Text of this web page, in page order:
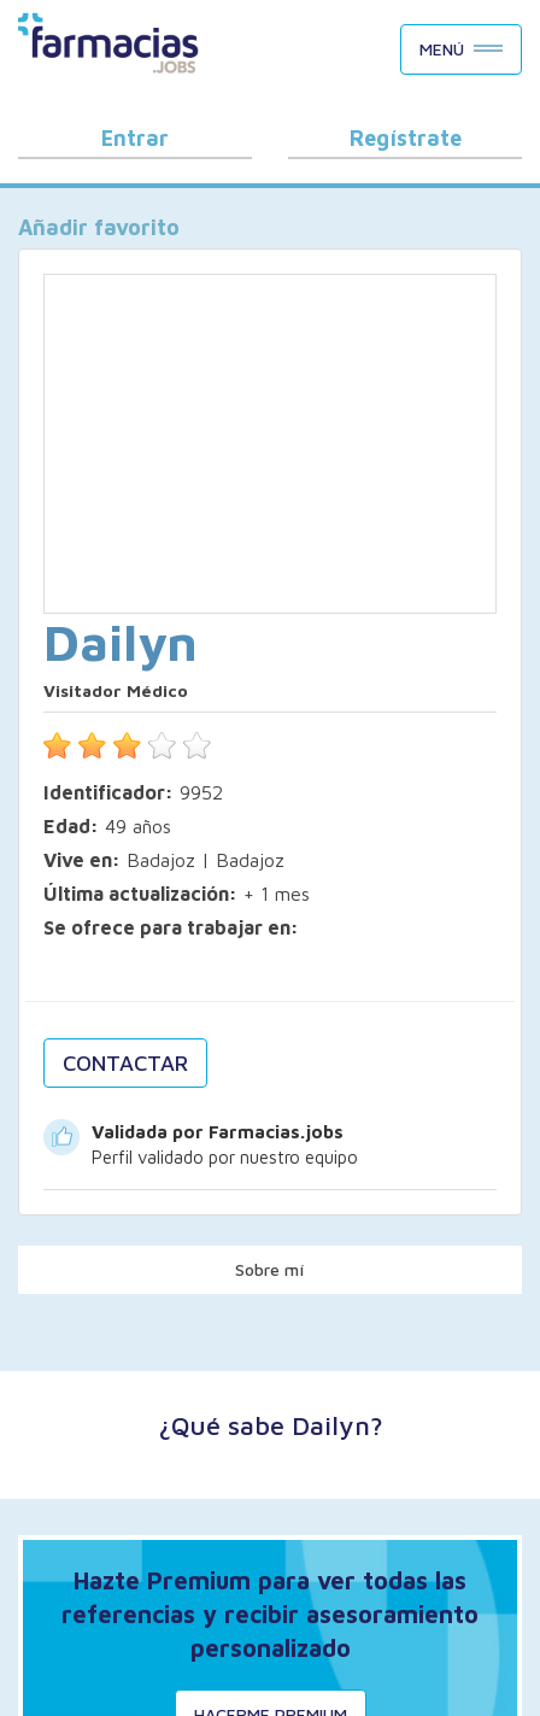
BUSCAR CANDIDATOS
OFERTAS DE EMPLEO
COMO FUNCIONA
PORQUÉ FARMACIAS.JOBS
BLOG
MENÚ
Entrar Regístrate
Añadir favorito
Dailyn
Visitador Médico
Identificador: 9952
Edad: 49 años
Vive en: Badajoz | Badajoz
Última actualización: + 1 mes
Se ofrece para trabajar en:
CONTACTAR
Validada por Farmacias.jobs
Perfil validado por nuestro equipo
Sobre mí
¿Qué sabe Dailyn?
Hazte Premium para ver todas las
referencias y recibir asesoramiento
personalizado